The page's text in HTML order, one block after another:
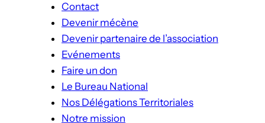
Contact
Devenir mécène
Devenir partenaire de l’association
Evénements
Faire un don
Le Bureau National
Nos Délégations Territoriales
Notre mission